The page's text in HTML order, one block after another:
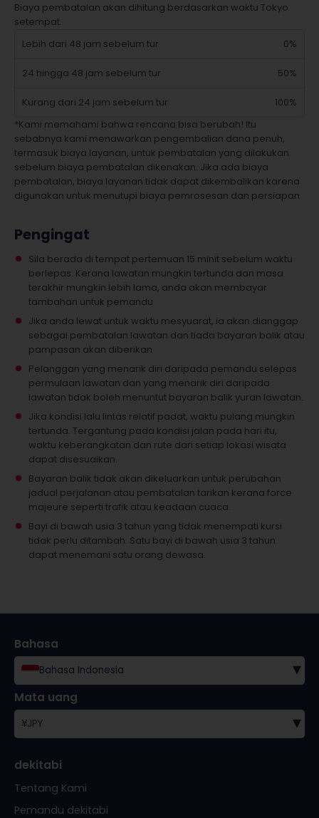
Biaya pembatalan akan dihitung berdasarkan waktu Tokyo
setempat.
Lebih dari 48 jam sebelum tur
0%
24 hingga 48 jam sebelum tur 50%
Kurang dari 24 jam sebelum tur
100%
*Kami memahami bahwa rencana bisa berubah! Itu
sebabnya kami menawarkan pengembalian dana penuh,
termasuk biaya layanan, untuk pembatalan yang dilakukan
sebelum biaya pembatalan dikenakan. Jika ada biaya
pembatalan, biaya layanan tidak dapat dikembalikan karena
digunakan untuk menutupi biaya pemrosesan dan persiapan.
Pengingat
Sila berada di tempat pertemuan 15 minit sebelum waktu
berlepas. Kerana lawatan mungkin tertunda dan masa
terakhir mungkin lebih lama, anda akan membayar
tambahan untuk pemandu
Jika anda lewat untuk waktu mesyuarat, ia akan dianggap
sebagai pembatalan lawatan dan tiada bayaran balik atau
pampasan akan diberikan
Pelanggan yang menarik diri daripada pemandu selepas
permulaan lawatan dan yang menarik diri daripada
lawatan tidak boleh menuntut bayaran balik yuran lawatan.
Jika kondisi lalu lintas relatif padat, waktu pulang mungkin
tertunda. Tergantung pada kondisi jalan pada hari itu,
waktu keberangkatan dan rute dari setiap lokasi wisata
dapat disesuaikan.
Bayaran balik tidak akan dikeluarkan untuk perubahan
jadual perjalanan atau pembatalan tarikan kerana force
majeure seperti trafik atau keadaan cuaca.
Bayi di bawah usia 3 tahun yang tidak menempati kursi
tidak perlu ditambah. Satu bayi di bawah usia 3 tahun
dapat menemani satu orang dewasa.
Bahasa
Bahasa Indonesia ▾
Mata uang
¥JPY ▾
dekitabi
Tentang Kami
Pemandu dekitabi